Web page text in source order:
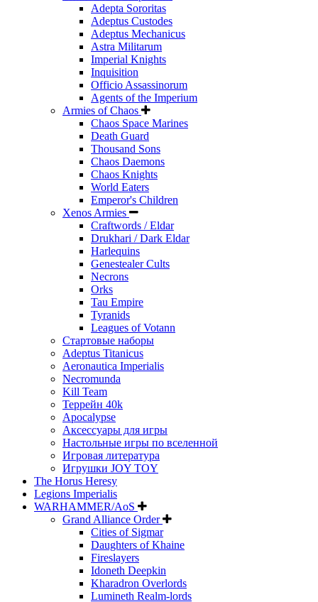
Adepta Sororitas
Adeptus Custodes
Adeptus Mechanicus
Astra Militarum
Imperial Knights
Inquisition
Officio Assassinorum
Agents of the Imperium
Armies of Chaos
Chaos Space Marines
Death Guard
Thousand Sons
Chaos Daemons
Chaos Knights
World Eaters
Emperor's Children
Xenos Armies
Craftwords / Eldar
Drukhari / Dark Eldar
Harlequins
Genestealer Cults
Necrons
Orks
Tau Empire
Tyranids
Leagues of Votann
Стартовые наборы
Adeptus Titanicus
Aeronautica Imperialis
Necromunda
Kill Team
Террейн 40k
Apocalypse
Аксессуары для игры
Настольные игры по вселенной
Игровая литература
Игрушки JOY TOY
The Horus Heresy
Legions Imperialis
WARHAMMER/AoS
Grand Alliance Order
Cities of Sigmar
Daughters of Khaine
Fireslayers
Idoneth Deepkin
Kharadron Overlords
Lumineth Realm-lords